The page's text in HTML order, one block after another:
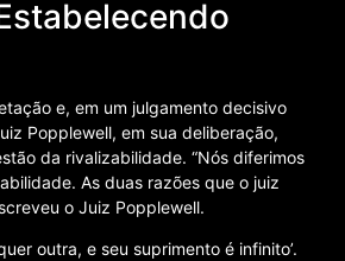
e, em um julgamento decisivo
Popplewell, em sua deliberação,
da rivalizabilidade. “Nós diferimos
As duas razões que o juiz
o Juiz Popplewell.
outra, e seu suprimento é infinito’.